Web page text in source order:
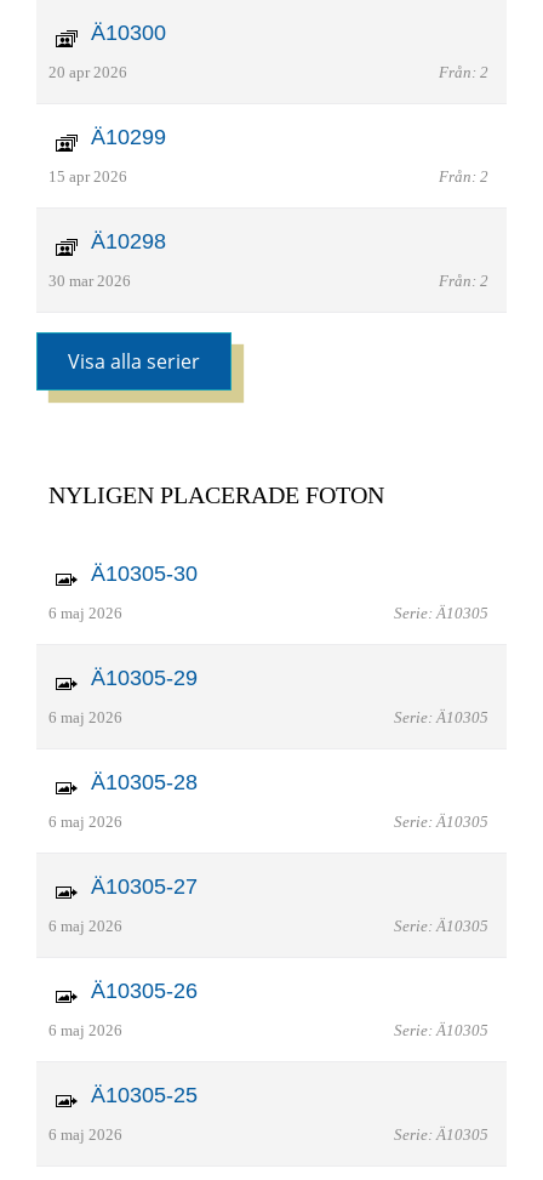
Ä10300
20 apr 2026 Från: 2
Ä10299
15 apr 2026 Från: 2
Ä10298
30 mar 2026 Från: 2
Visa alla serier
NYLIGEN PLACERADE FOTON
Ä10305-30
6 maj 2026 Serie: Ä10305
Ä10305-29
6 maj 2026 Serie: Ä10305
Ä10305-28
6 maj 2026 Serie: Ä10305
Ä10305-27
6 maj 2026 Serie: Ä10305
Ä10305-26
6 maj 2026 Serie: Ä10305
Ä10305-25
6 maj 2026 Serie: Ä10305